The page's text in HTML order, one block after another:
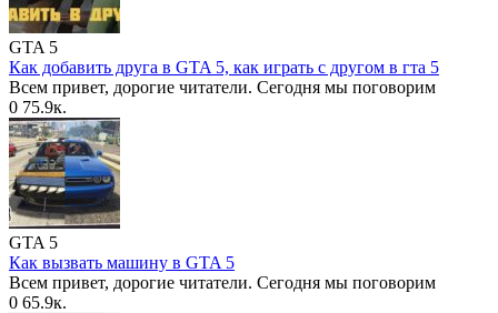
GTA 5
Как добавить друга в GTA 5, как играть с другом в гта 5
Всем привет, дорогие читатели. Сегодня мы поговорим
0 75.9к.
GTA 5
Как вызвать машину в GTA 5
Всем привет, дорогие читатели. Сегодня мы поговорим
0 65.9к.